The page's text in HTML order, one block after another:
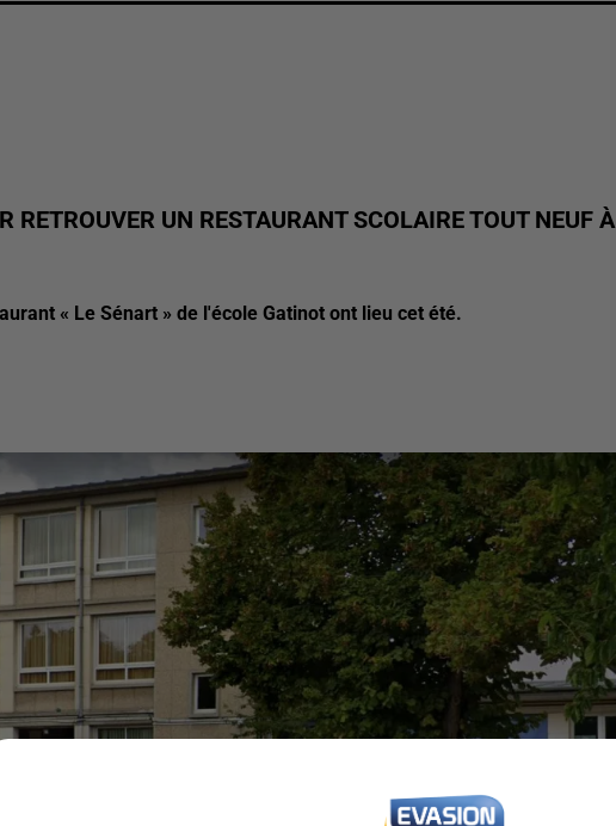
RETROUVER UN RESTAURANT SCOLAIRE TOUT NEUF À
« Le Sénart » de l'école Gatinot ont lieu cet été.